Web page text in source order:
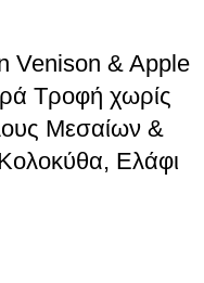
Venison & Apple
Τροφή χωρίς
Μεσαίων &
Ελάφι